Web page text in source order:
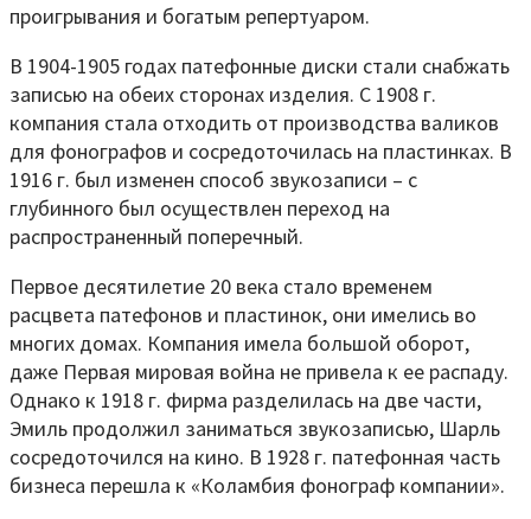
проигрывания и богатым репертуаром.
В 1904-1905 годах патефонные диски стали снабжать
записью на обеих сторонах изделия. С 1908 г.
компания стала отходить от производства валиков
для фонографов и сосредоточилась на пластинках. В
1916 г. был изменен способ звукозаписи – с
глубинного был осуществлен переход на
распространенный поперечный.
Первое десятилетие 20 века стало временем
расцвета патефонов и пластинок, они имелись во
многих домах. Компания имела большой оборот,
даже Первая мировая война не привела к ее распаду.
Однако к 1918 г. фирма разделилась на две части,
Эмиль продолжил заниматься звукозаписью, Шарль
сосредоточился на кино. В 1928 г. патефонная часть
бизнеса перешла к «Коламбия фонограф компании».